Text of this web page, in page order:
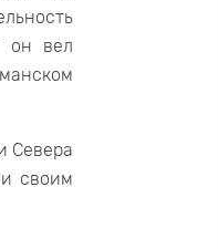
он вел
Севера
своим